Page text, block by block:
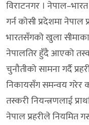
विराटनगर । नेपाल–भारत
गर्न कोसी प्रदेशमा नेपाल
भारतसँगको खुला
नेपालतिर हुँदै आएको
चुनौतीको सामना गर्दै
निकायसँग समन्वय गरेर
तस्करी नियन्त्रणलाई
नेपाल प्रहरीले नियमित